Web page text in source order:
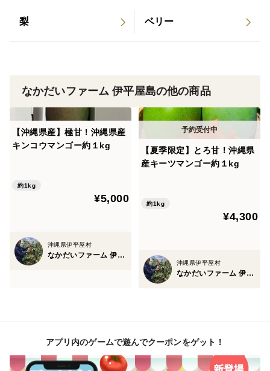
梨 ベリー
なかだいファーム 伊平屋島の他の商品
【沖縄県産】極甘！沖縄県産
キンコウマンゴー約１kg
約1kg
¥5,000
沖縄県伊平屋村
なかだいファーム 伊平屋島
【夏季限定】とろ甘！沖縄県
産キーツマンゴー約１kg
約1kg
¥4,300
沖縄県伊平屋村
なかだいファーム 伊平屋島
アプリ内のゲームで遊んでクーポンをゲット！